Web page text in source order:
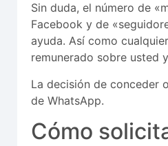
Sin duda, el número de
Facebook y de
ayuda. Así como
remunerado sobre usted
La decisión de conceder
de WhatsApp.
Cómo